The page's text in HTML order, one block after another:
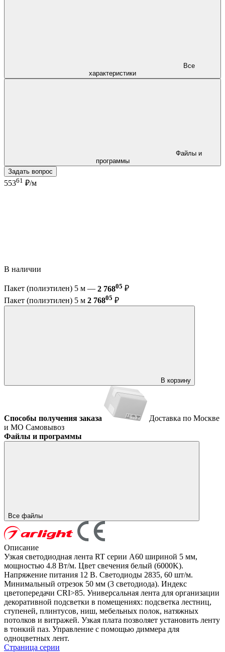
характеристики
программы
Задать вопрос
55361 ₽/м
В наличии
Пакет (полиэтилен) 5 м — 2 76805 ₽
Пакет (полиэтилен) 5 м 2 76805 ₽
В корзину
Способы получения заказа
Доставка по Москве
и МО Самовывоз
Файлы и программы
Все файлы
Описание
Узкая светодиодная лента RT серии A60 шириной 5 мм,
мощностью 4.8 Вт/м. Цвет свечения белый (6000K).
Напряжение питания 12 В. Светодиоды 2835, 60 шт/м.
Минимальный отрезок 50 мм (3 светодиода). Индекс
цветопередачи CRI>85. Универсальная лента для организации
декоративной подсветки в помещениях: подсветка лестниц,
ступеней, плинтусов, ниш, мебельных полок, натяжных
потолков и витражей. Узкая плата позволяет установить ленту
в тонкий паз. Управление с помощью диммера для
одноцветных лент.
Страница серии